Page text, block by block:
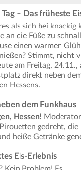
– Das früheste
als sich bei knackig
an die Füße zu
einen warmen
Stimmt, nicht
am Freitag, 24.11.,
direkt neben
Hessens.
dem Funkhaus
Hessen!
gedreht, die
heiße Getränke
Eis-Erlebnis